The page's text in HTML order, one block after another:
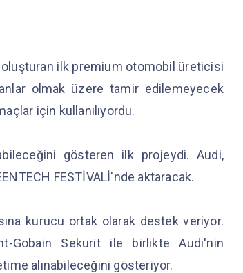
ilk premium otomobil üreticisi
olmak üzere tamir edilemeyecek
için kullanılıyordu.
gösteren ilk projeydi. Audi,
FESTİVALİ'nde aktaracak.
kurucu ortak olarak destek veriyor.
Gobain Sekurit ile birlikte Audi'nin
alınabileceğini gösteriyor.